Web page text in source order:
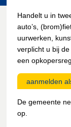
Handelt u in
auto’s,
uurwerken,
verplicht u bij
een
aanmelden
De gemeente
op.